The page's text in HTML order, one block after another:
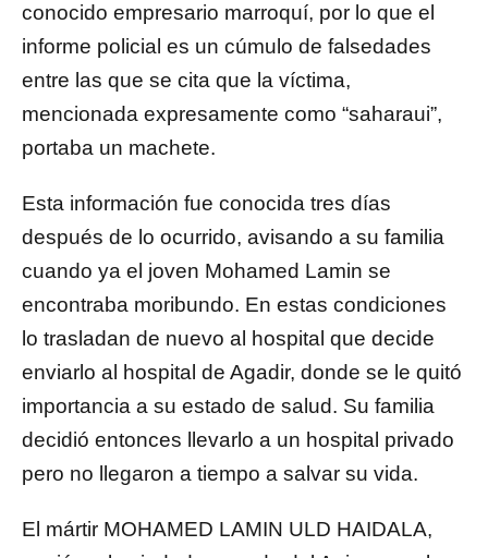
conocido empresario marroquí, por lo que el
informe policial es un cúmulo de falsedades
entre las que se cita que la víctima,
mencionada expresamente como “saharaui”,
portaba un machete.
Esta información fue conocida tres días
después de lo ocurrido, avisando a su familia
cuando ya el joven Mohamed Lamin se
encontraba moribundo. En estas condiciones
lo trasladan de nuevo al hospital que decide
enviarlo al hospital de Agadir, donde se le quitó
importancia a su estado de salud. Su familia
decidió entonces llevarlo a un hospital privado
pero no llegaron a tiempo a salvar su vida.
El mártir MOHAMED LAMIN ULD HAIDALA,